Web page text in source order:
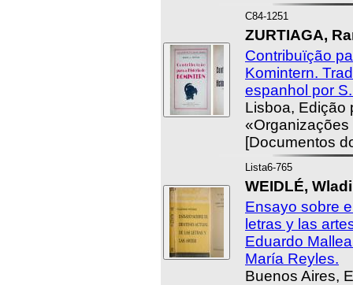
C84-1251
ZURTIAGA,
Contribuïção
Komintern.
espanhol por
Lisboa, Edição
[Documentos
Lista6-765
WEIDLÉ,
Ensayo sobre
letras y las
Eduardo
María Reyles.
Buenos Aires,